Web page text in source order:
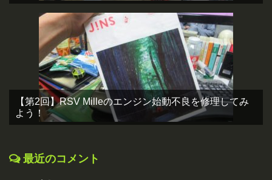
【第2回】RSV Milleのエンジン始動不良を修理してみ
よう！
最近のコメント